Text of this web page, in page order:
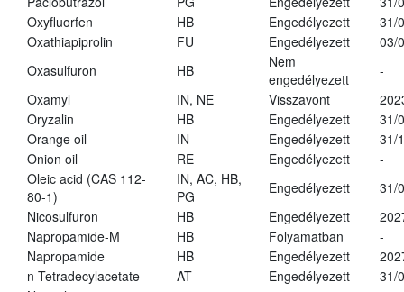
Oxyfluorfen
HB Engedélyezett
31/
Oxathiapiprolin
FU Engedélyezett
03/
Oxasulfuron
HB
Nem
engedélyezett
-
Oxamyl
IN, NE Visszavont
Oryzalin
HB Engedélyezett
31/
Orange oil
IN Engedélyezett
31/
Onion oil
RE Engedélyezett
-
Oleic acid (CAS 112-
80-1)
IN, AC, HB,
PG
Engedélyezett
31/
Nicosulfuron
HB Engedélyezett
Napropamide-M
HB Folyamatban
-
Napropamide
HB Engedélyezett
n-Tetradecylacetate
AT Engedélyezett
31/